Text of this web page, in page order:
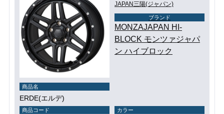
JAPAN三陽(ジャパン)
ブランド
MONZAJAPAN HI-
BLOCK モンツァジャパ
ン ハイブロック
商品名
ERDE(エルデ)
商品コード カラー